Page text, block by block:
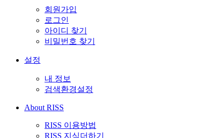
회원가입
로그인
아이디 찾기
비밀번호 찾기
설정
내 정보
검색환경설정
About RISS
RISS 이용방법
RISS 지식더하기